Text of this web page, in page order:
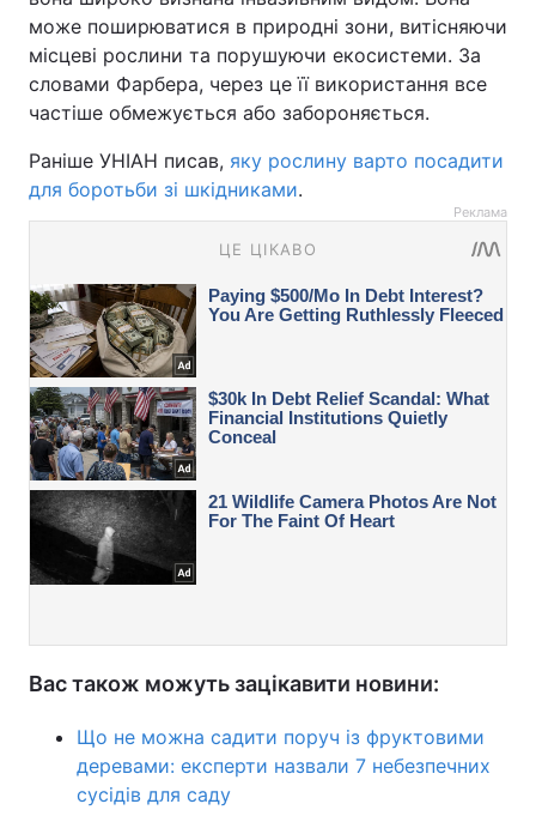
може поширюватися в природні зони, витісняючи
місцеві рослини та порушуючи екосистеми. За
словами Фарбера, через це її використання все
частіше обмежується або забороняється.
Раніше УНІАН писав, яку рослину варто посадити
для боротьби зі шкідниками.
Реклама
Вас також можуть зацікавити новини:
Що не можна садити поруч із фруктовими
деревами: експерти назвали 7 небезпечних
сусідів для саду